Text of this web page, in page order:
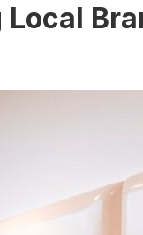
Local